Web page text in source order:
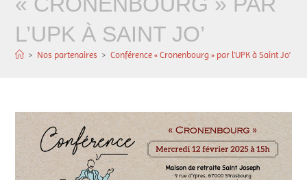
L’UPK À SAINT JO’
> Nos partenaires > Conférence « Cronenbourg » par l’UPK à Saint Jo’